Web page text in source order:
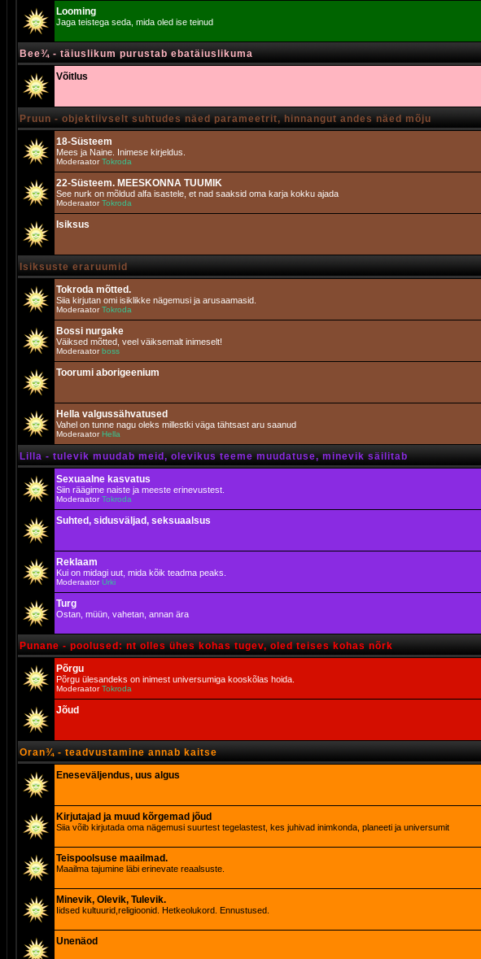
Looming
Jaga teistega seda, mida oled ise teinud
Bee¾ - täiuslikum purustab ebatäiuslikuma
Võitlus
Pruun - objektiivselt suhtudes näed parameetrit, hinnangut andes näed mõju
18-Süsteem
Mees ja Naine. Inimese kirjeldus.
ModeraatorTokroda
22-Süsteem. MEESKONNA TUUMIK
See nurk on mõldud alfa isastele, et nad saaksid oma karja kokku ajada
ModeraatorTokroda
Isiksus
Isiksuste eraruumid
Tokroda mõtted.
Siia kirjutan omi isiklikke nägemusi ja arusaamasid.
ModeraatorTokroda
Bossi nurgake
Väiksed mõtted, veel väiksemalt inimeselt!
Moderaatorboss
Toorumi aborigeenium
Hella valgussähvatused
Vahel on tunne nagu oleks millestki väga tähtsast aru saanud
Moderaator Hella
Lilla - tulevik muudab meid, olevikus teeme muudatuse, minevik säilitab
Sexuaalne kasvatus
Siin räägime naiste ja meeste erinevustest.
ModeraatorTokroda
Suhted, sidusväljad, seksuaalsus
Reklaam
Kui on midagi uut, mida kõik teadma peaks.
ModeraatorUrki
Turg
Ostan, müün, vahetan, annan ära
Punane - poolused: nt olles ühes kohas tugev, oled teises kohas nõrk
Põrgu
Põrgu ülesandeks on inimest universumiga kooskõlas hoida.
ModeraatorTokroda
Jõud
Oran¾ - teadvustamine annab kaitse
Eneseväljendus, uus algus
Kirjutajad ja muud kõrgemad jõud
Siia võib kirjutada oma nägemusi suurtest tegelastest, kes juhivad inimkonda, planeeti ja universumit
Teispoolsuse maailmad.
Maailma tajumine läbi erinevate reaalsuste.
Minevik, Olevik, Tulevik.
Iidsed kultuurid,religioonid. Hetkeolukord. Ennustused.
Unenäod